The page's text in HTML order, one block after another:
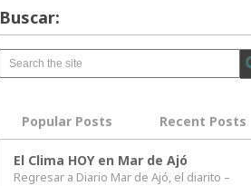
Buscar:
Popular Posts Recent Posts
El Clima HOY en Mar de Ajó
Regresar a Diario Mar de Ajó, el diarito –